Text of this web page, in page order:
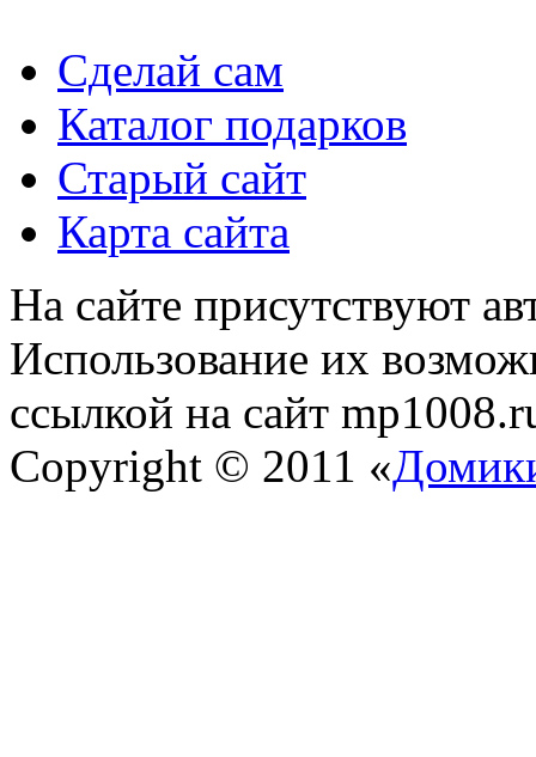
Сделай сам
Каталог подарков
Старый сайт
Карта сайта
На сайте присутствуют
Использование их
ссылкой на сайт
Copyright © 2011 «